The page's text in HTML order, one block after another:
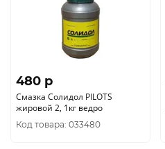
480 p
Смазка Солидол PILOTS
жировой 2, 1кг ведро
Код товара: 033480